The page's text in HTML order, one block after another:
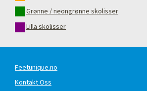
Grønne / neongrønne skolisser
Lilla skolisser
Feetunique.no
Kontakt Oss